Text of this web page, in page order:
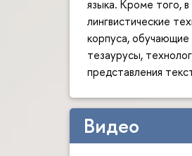
языка. Кроме того,
лингвистические
корпуса,
тезаурусы,
представления
Видео